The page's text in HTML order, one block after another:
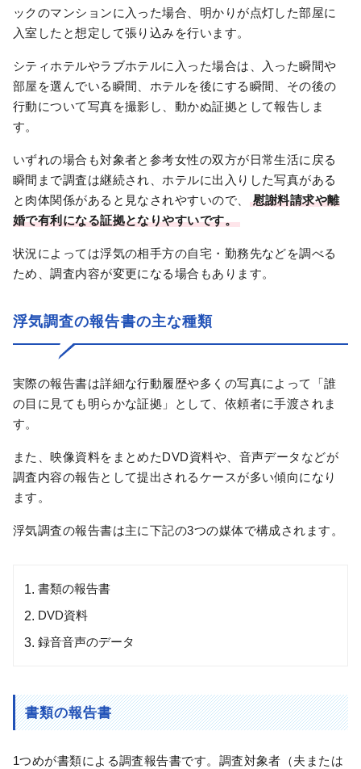
ックのマンションに入った場合、明かりが点灯した部屋に
入室したと想定して張り込みを行います。
シティホテルやラブホテルに入った場合は、入った瞬間や
部屋を選んでいる瞬間、ホテルを後にする瞬間、その後の
行動について写真を撮影し、動かぬ証拠として報告しま
す。
いずれの場合も対象者と参考女性の双方が日常生活に戻る
瞬間まで調査は継続され、ホテルに出入りした写真がある
と肉体関係があると見なされやすいので、
慰謝料請求や離
婚で有利になる証拠となりやすいです。
状況によっては浮気の相手方の自宅・勤務先などを調べる
ため、調査内容が変更になる場合もあります。
浮気調査の報告書の主な種類
実際の報告書は詳細な行動履歴や多くの写真によって「誰
の目に見ても明らかな証拠」として、依頼者に手渡されま
す。
また、映像資料をまとめたDVD資料や、音声データなどが
調査内容の報告として提出されるケースが多い傾向になり
ます。
浮気調査の報告書は主に下記の3つの媒体で構成されます。
書類の報告書
DVD資料
録音音声のデータ
書類の報告書
1つめが書類による調査報告書です。調査対象者（夫または